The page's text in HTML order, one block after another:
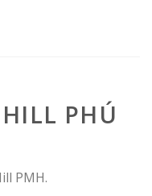
PHÚ
PMH.